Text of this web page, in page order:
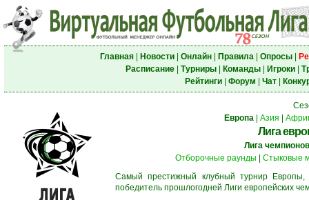
Главная| Новости| Онлайн| Правила| Опросы|
Расписание| Турниры| Команды| Игроки|
Рейтинги| Форум Чат|
Европа
Азия
Лига
Лига чемпионов
Отборочные раунды
Стыковые
Самый престижный клубный турнир
победитель прошлогодней Лиги европейских